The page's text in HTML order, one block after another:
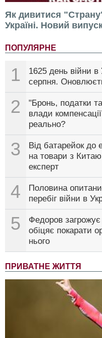
Як дивитися
Україні. Новий
ПОПУЛЯРНЕ
1
1625 день війни в
серпня.
2
"Бронь, податки
влади
реально?
3
Від батарейок до
на товари з
експерт
4
Половина
перебіг війни в
5
Федоров загрожує
обіцяє покарати
нього
ПРИВАТНЕ ЖИТТЯ